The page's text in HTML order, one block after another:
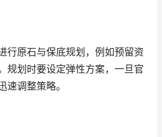
行原石与保底规划，例如预留资
规划时要设定弹性方案，一旦官
速调整策略。